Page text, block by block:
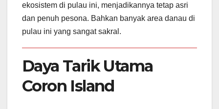
ekosistem di pulau ini, menjadikannya tetap asri
dan penuh pesona. Bahkan banyak area danau di
pulau ini yang sangat sakral.
Daya Tarik Utama
Coron Island